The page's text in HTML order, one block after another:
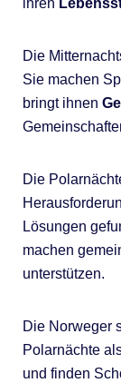
ihren
Die
Sie machen
bringt ihnen
Die
Lösungen
machen
unterstützen.
Die Norweger
Polarnächte
und finden